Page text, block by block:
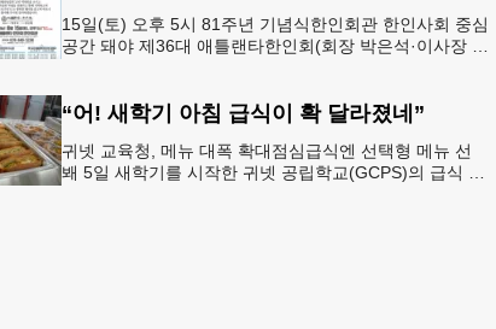
15일(토) 오후 5시 81주년 기념식한인회관 한인사회 중심
공간 돼야 제36대 애틀랜타한인회(회장 박은석·이사장 강
“어! 새학기 아침 급식이 확 달라졌네”
귀넷 교육청, 메뉴 대폭 확대점심급식엔 선택형 메뉴 선
봬 5일 새학기를 시작한 귀넷 공립학교(GCPS)의 급식 메